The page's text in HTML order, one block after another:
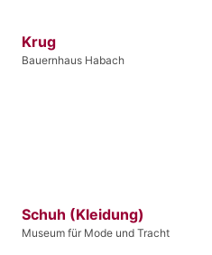
Krug
Bauernhaus Habach
Schuh (Kleidung)
Museum für Mode und Tracht